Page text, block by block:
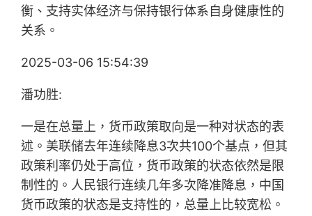
衡、支持实体经济与保持银行体系自身健康性的
关系。
2025-03-06 15:54:39
潘功胜:
一是在总量上，货币政策取向是一种对状态的表
述。美联储去年连续降息3次共100个基点，但其
政策利率仍处于高位，货币政策的状态依然是限
制性的。人民银行连续几年多次降准降息，中国
货币政策的状态是支持性的，总量上比较宽松。